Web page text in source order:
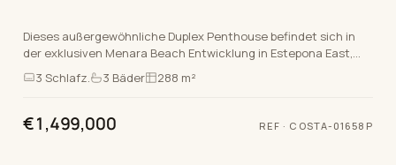
Dieses außergewöhnliche Duplex Penthouse befindet sich in
der exklusiven Menara Beach Entwicklung in Estepona East,
einer der begehrtesten Enklaven an der Cost…
3 Schlafz. 3 Bäder 288 m²
€1,499,000 REF · COSTA-01658P